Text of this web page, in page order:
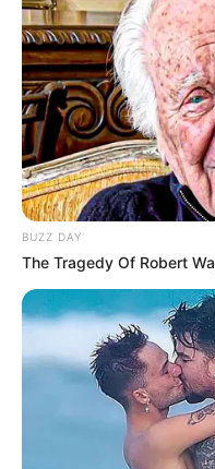
BUZZ DAY
The Tragedy Of Robert